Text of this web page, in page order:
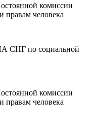
комиссии
человека
СНГ по социальной
комиссии
человека